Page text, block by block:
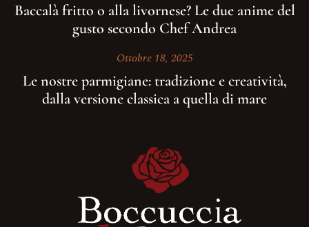
Baccalà fritto o alla livornese? Le due anime del
gusto secondo Chef Andrea
Ottobre 18, 2025
Le nostre parmigiane: tradizione e creatività,
dalla versione classica a quella di mare